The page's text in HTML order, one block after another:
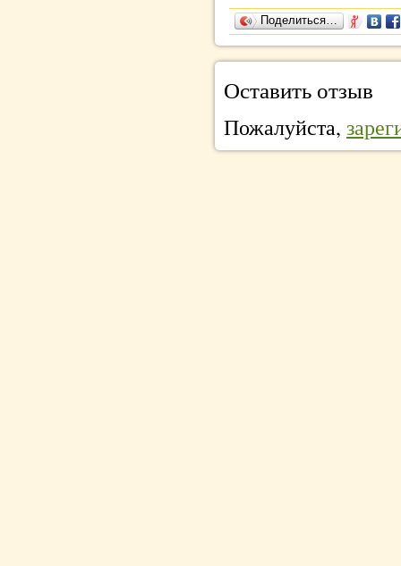
Поделиться…
Оставить отзыв
Пожалуйста,